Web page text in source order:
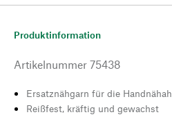
Produktinformation
Artikelnummer 75438
Ersatznähgarn für die
Reißfest, kräftig und gewachst